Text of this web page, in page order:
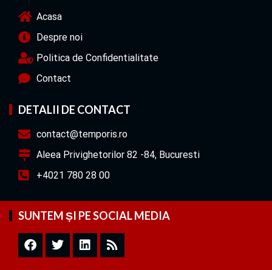
Acasa
Despre noi
Politica de Confidentialitate
Contact
DETALII DE CONTACT
contact@temporis.ro
Aleea Privighetorilor 82 -84, Bucuresti
+4021 780 28 00
SUNTEM ȘI PE SOCIAL MEDIA